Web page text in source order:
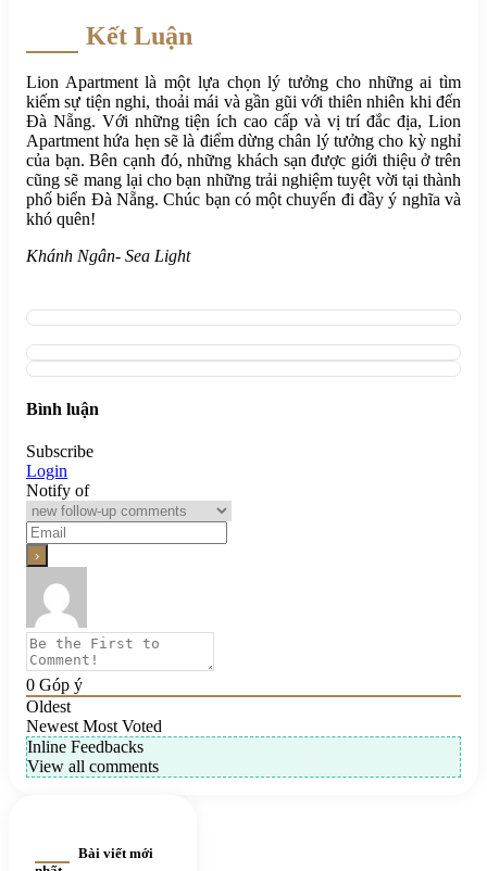
Kết Luận
Lion Apartment là một lựa chọn lý tưởng cho những ai tìm
kiếm sự tiện nghi, thoải mái và gần gũi với thiên nhiên khi đến
Đà Nẵng. Với những tiện ích cao cấp và vị trí đắc địa, Lion
Apartment hứa hẹn sẽ là điểm dừng chân lý tưởng cho kỳ nghỉ
của bạn. Bên cạnh đó, những khách sạn được giới thiệu ở trên
cũng sẽ mang lại cho bạn những trải nghiệm tuyệt vời tại thành
phố biển Đà Nẵng. Chúc bạn có một chuyến đi đầy ý nghĩa và
khó quên!
Khánh Ngân- Sea Light
Bình luận
Subscribe
Login
Notify of
0 Góp ý
Oldest
Newest Most Voted
Inline Feedbacks
View all comments
Bài viết mới